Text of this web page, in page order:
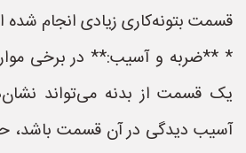
قسمت بتونه‌کاری زیادی انجام
* **ضربه و آسیب:** در برخی
یک قسمت از بدنه می‌تواند
آسیب دیدگی در آن قسمت باشد،